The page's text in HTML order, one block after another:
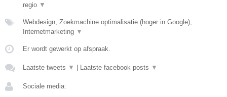
regio ▼
Webdesign, Zoekmachine optimalisatie (hoger in Google),
Internetmarketing ▼
Er wordt gewerkt op afspraak.
Laatste tweets ▼ Laatste facebook posts ▼
Sociale media: